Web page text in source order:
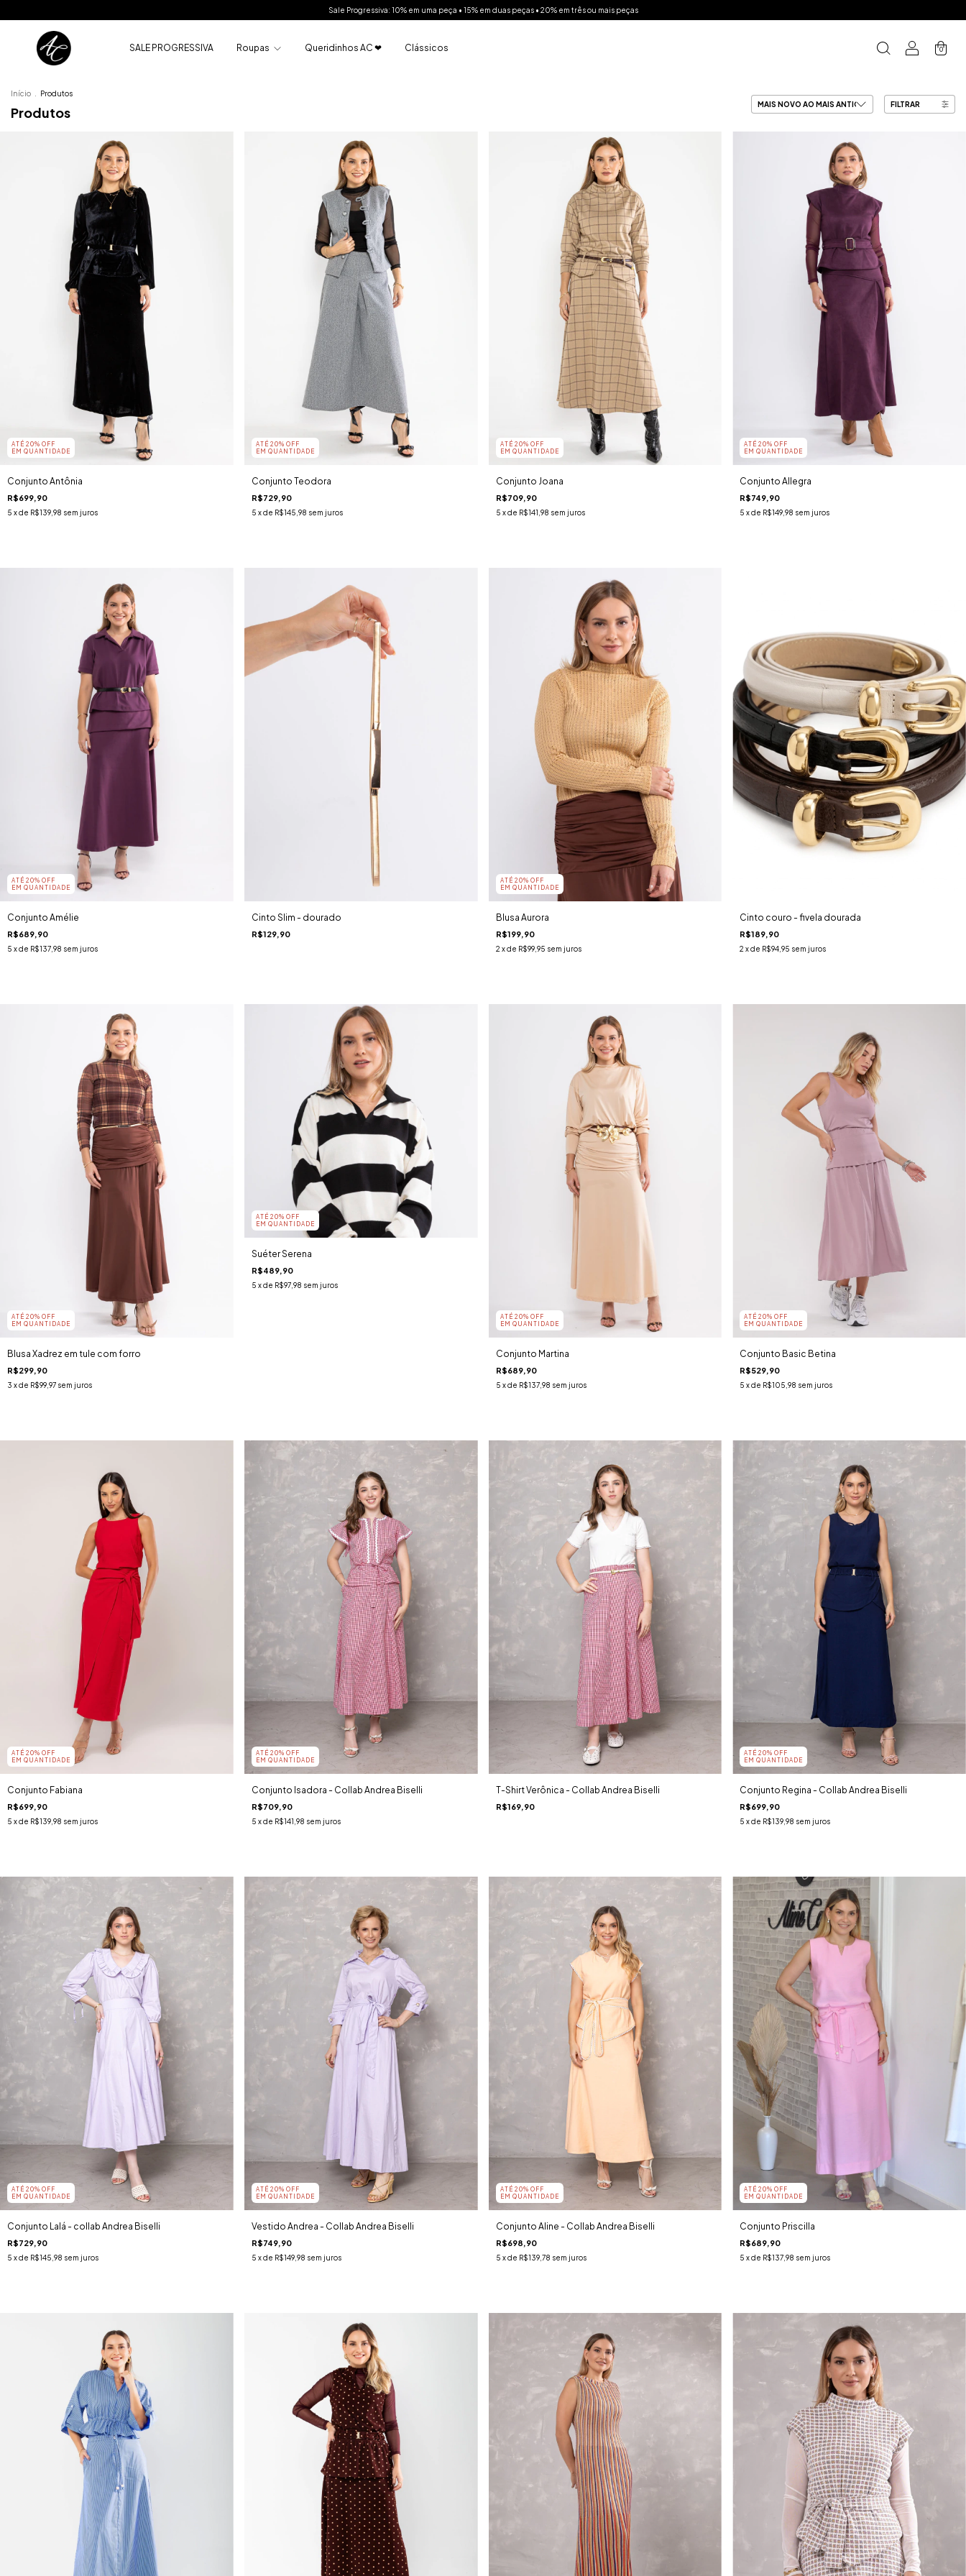
Sale Progressiva: 10% em uma peça • 15% em duas peças • 20% em três ou mais peças
SALE PROGRESSIVA Roupas Queridinhos AC ❤ Clássicos 0
Início Produtos
Produtos FILTRAR
ATÉ 20% OFF
EM QUANTIDADE
Conjunto Antônia
R$699,90
5 x de R$139,98 sem juros
ATÉ 20% OFF
EM QUANTIDADE
Conjunto Teodora
R$729,90
5 x de R$145,98 sem juros
ATÉ 20% OFF
EM QUANTIDADE
Conjunto Joana
R$709,90
5 x de R$141,98 sem juros
ATÉ 20% OFF
EM QUANTIDADE
Conjunto Allegra
R$749,90
5 x de R$149,98 sem juros
ATÉ 20% OFF
EM QUANTIDADE
Conjunto Amélie
R$689,90
5 x de R$137,98 sem juros
Cinto Slim - dourado
R$129,90
ATÉ 20% OFF
EM QUANTIDADE
Blusa Aurora
R$199,90
2 x de R$99,95 sem juros
Cinto couro - fivela dourada
R$189,90
2 x de R$94,95 sem juros
ATÉ 20% OFF
EM QUANTIDADE
Blusa Xadrez em tule com forro
R$299,90
3 x de R$99,97 sem juros
ATÉ 20% OFF
EM QUANTIDADE
Suéter Serena
R$489,90
5 x de R$97,98 sem juros
ATÉ 20% OFF
EM QUANTIDADE
Conjunto Martina
R$689,90
5 x de R$137,98 sem juros
ATÉ 20% OFF
EM QUANTIDADE
Conjunto Basic Betina
R$529,90
5 x de R$105,98 sem juros
ATÉ 20% OFF
EM QUANTIDADE
Conjunto Fabiana
R$699,90
5 x de R$139,98 sem juros
ATÉ 20% OFF
EM QUANTIDADE
Conjunto Isadora - Collab Andrea Biselli
R$709,90
5 x de R$141,98 sem juros
T-Shirt Verônica - Collab Andrea Biselli
R$169,90
ATÉ 20% OFF
EM QUANTIDADE
Conjunto Regina - Collab Andrea Biselli
R$699,90
5 x de R$139,98 sem juros
ATÉ 20% OFF
EM QUANTIDADE
Conjunto Lalá - collab Andrea Biselli
R$729,90
5 x de R$145,98 sem juros
ATÉ 20% OFF
EM QUANTIDADE
Vestido Andrea - Collab Andrea Biselli
R$749,90
5 x de R$149,98 sem juros
ATÉ 20% OFF
EM QUANTIDADE
Conjunto Aline - Collab Andrea Biselli
R$698,90
5 x de R$139,78 sem juros
ATÉ 20% OFF
EM QUANTIDADE
Conjunto Priscilla
R$689,90
5 x de R$137,98 sem juros